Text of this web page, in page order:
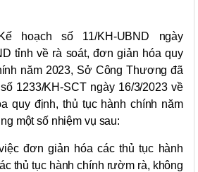
hoạch số 11/KH-UBND ngày
tỉnh về rà soát, đơn giản hóa quy
năm 2023, Sở Công Thương đã
1233/KH-SCT ngày 16/3/2023 về
quy định, thủ tục hành chính năm
một số nhiệm vụ sau:
đơn giản hóa các thủ tục hành
thủ tục hành chính rườm rà, không